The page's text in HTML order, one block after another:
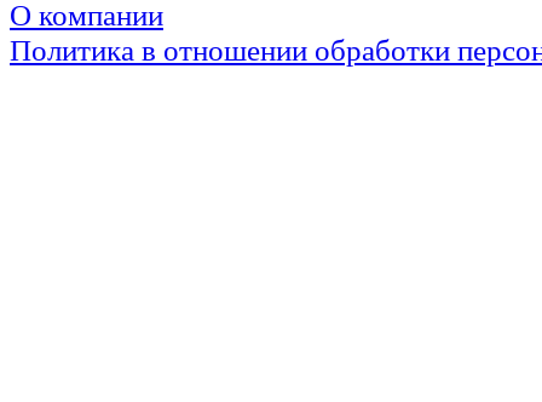
О компании
Политика в отношении обработки